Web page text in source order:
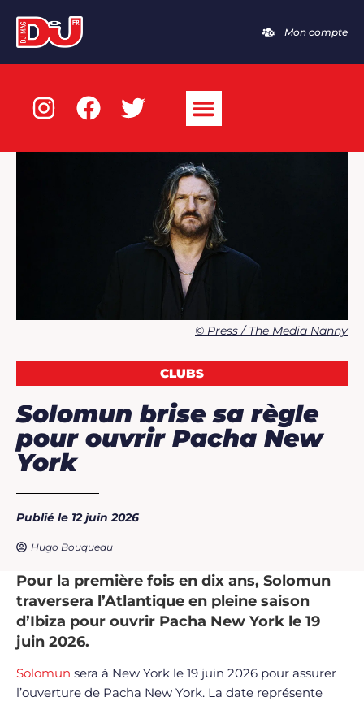
Mon compte
© Press / The Media Nanny
CLUBS
Solomun brise sa règle
pour ouvrir Pacha New
York
Publié le 12 juin 2026
Hugo Bouqueau
Pour la première fois en dix ans, Solomun
traversera l’Atlantique en pleine saison
d’Ibiza pour ouvrir Pacha New York le 19
juin 2026.
Solomun sera à New York le 19 juin 2026 pour assurer
l’ouverture de Pacha New York. La date représente